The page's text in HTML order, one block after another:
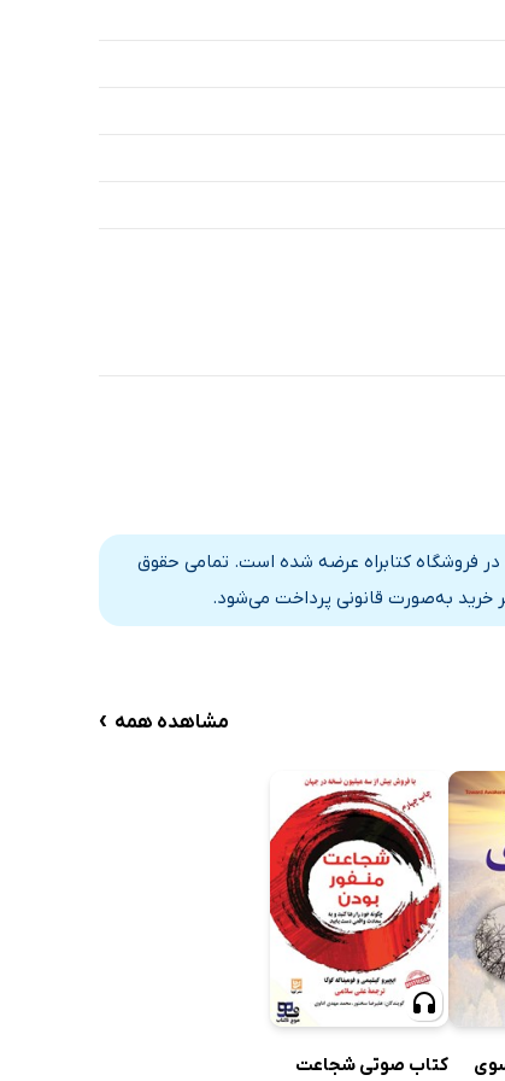
22 دقیقه
فروشگاه کتابراه عرضه شده است. تمامی حقوق
خرید به‌صورت قانونی پرداخت می‌شود.
مشاهده همه ›
کتاب صوتی شجاعت